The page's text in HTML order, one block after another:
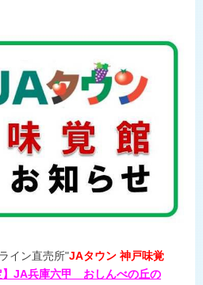
ン
イン直売所"JAタウン 神戸味覚
】JA兵庫六甲 おしんべの丘の